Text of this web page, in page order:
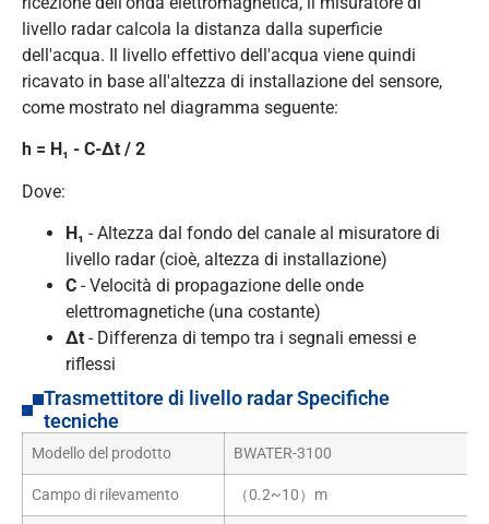
livello radar calcola la distanza dalla superficie
dell'acqua. Il livello effettivo dell'acqua viene quindi
ricavato in base all'altezza di installazione del sensore,
come mostrato nel diagramma seguente:
h = H₁ - C-Δt / 2
Dove:
H₁ - Altezza dal fondo del canale al misuratore di
livello radar (cioè, altezza di installazione)
C - Velocità di propagazione delle onde
elettromagnetiche (una costante)
Δt - Differenza di tempo tra i segnali emessi e
riflessi
Trasmettitore di livello radar Specifiche
tecniche
Modello del prodotto BWATER-3100
Campo di rilevamento （0.2~10）m